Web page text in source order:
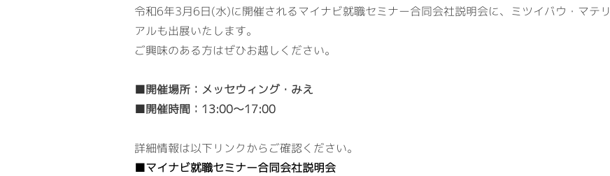
令和6年3月6日(水)に開催されるマイナビ就職セミナー合同会社説明会に、ミツイバウ・マテリ
アルも出展いたします。
ご興味のある方はぜひお越しください。
■開催場所：メッセウィング・みえ
■開催時間：13:00～17:00
詳細情報は以下リンクからご確認ください。
■マイナビ就職セミナー合同会社説明会